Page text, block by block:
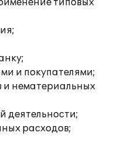
типовых
и покупателями;
и нематериальных
деятельности;
расходов;